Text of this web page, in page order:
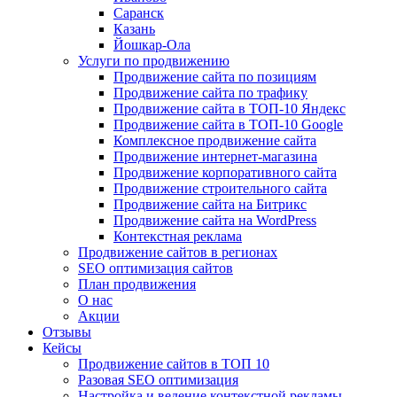
Саранск
Казань
Йошкар-Ола
Услуги по продвижению
Продвижение сайта по позициям
Продвижение сайта по трафику
Продвижение сайта в ТОП-10 Яндекс
Продвижение сайта в ТОП-10 Google
Комплексное продвижение сайта
Продвижение интернет-магазина
Продвижение корпоративного сайта
Продвижение строительного сайта
Продвижение сайта на Битрикс
Продвижение сайта на WordPress
Контекстная реклама
Продвижение сайтов в регионах
SEO оптимизация сайтов
План продвижения
О нас
Акции
Отзывы
Кейсы
Продвижение сайтов в ТОП 10
Разовая SEO оптимизация